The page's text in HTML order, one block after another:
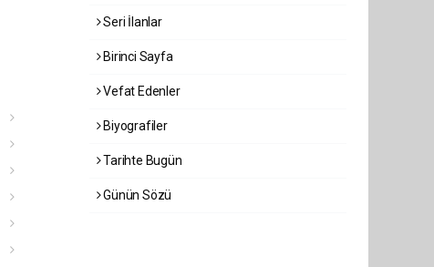
Seri İlanlar
Birinci Sayfa
Vefat Edenler
Biyografiler
Tarihte Bugün
Günün Sözü